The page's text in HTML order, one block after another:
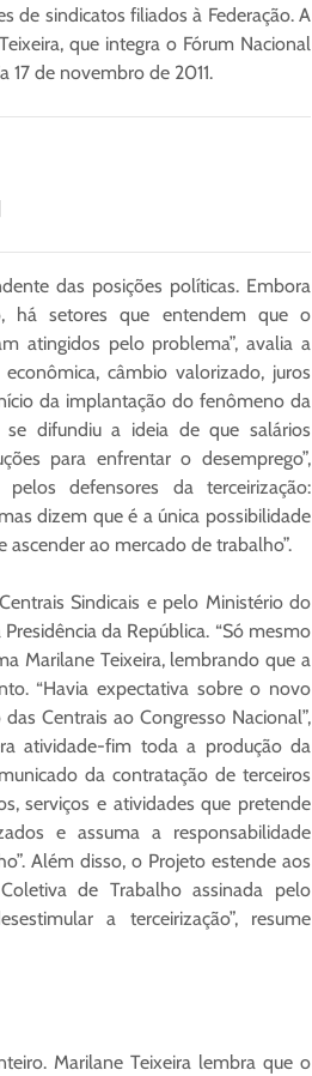
de sindicatos filiados à Federação. A
que integra o Fórum Nacional
17 de novembro de 2011.
das posições políticas. Embora
há setores que entendem que o
atingidos pelo problema”, avalia a
câmbio valorizado, juros
da implantação do fenômeno da
se difundiu a ideia de que salários
para enfrentar o desemprego”,
defensores da terceirização:
dizem que é a única possibilidade
ao mercado de trabalho”.
Sindicais e pelo Ministério do
da República. “Só mesmo
Marilane Teixeira, lembrando que a
“Havia expectativa sobre o novo
Centrais ao Congresso Nacional”,
atividade-fim toda a produção da
da contratação de terceiros
serviços e atividades que pretende
e assuma a responsabilidade
Além disso, o Projeto estende aos
de Trabalho assinada pelo
a terceirização”, resume
Marilane Teixeira lembra que o